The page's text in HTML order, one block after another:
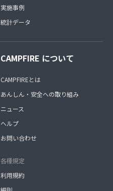
実施事例
統計データ
CAMPFIRE について
CAMPFIREとは
あんしん・安全への取り組み
ニュース
ヘルプ
お問い合わせ
各種規定
利用規約